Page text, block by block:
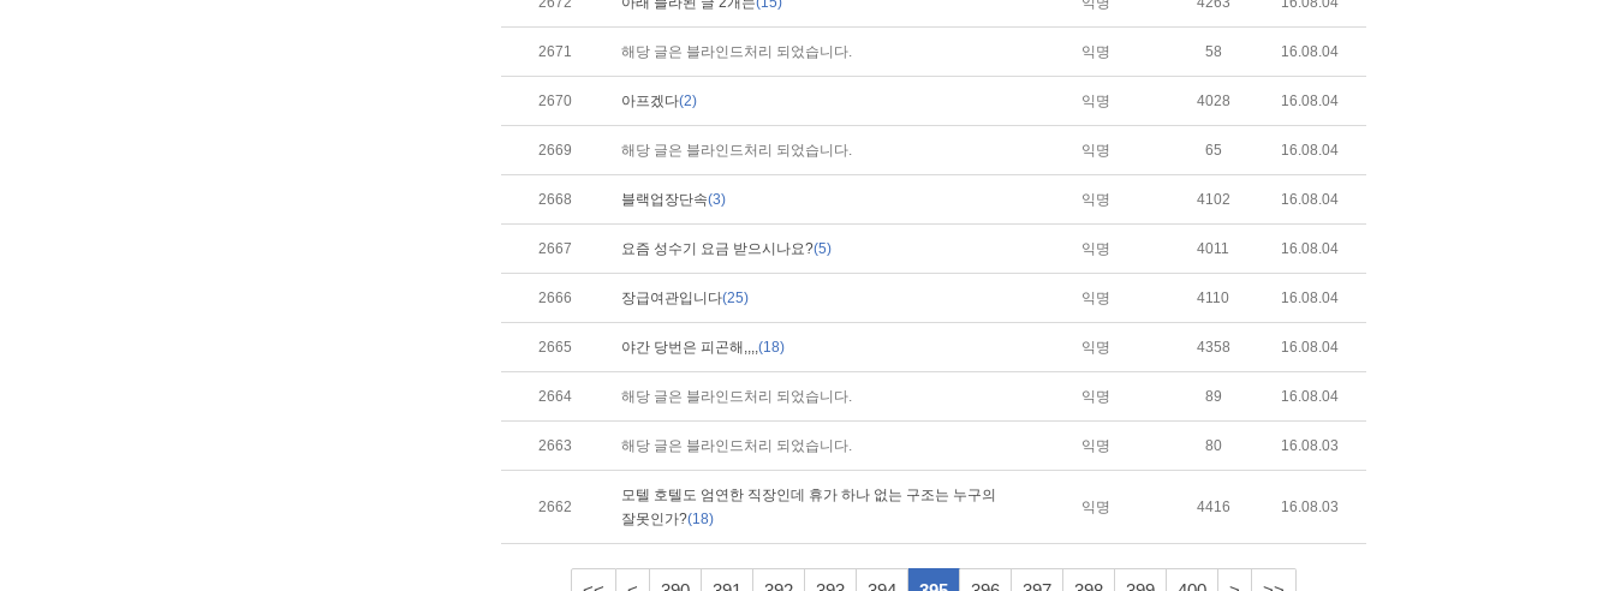
2671 해당 글은 블라인드처리 되었습니다. 익명 58 16.08.04
2670 아프겠다(2) 익명 4028 16.08.04
2669 해당 글은 블라인드처리 되었습니다. 익명 65 16.08.04
2668 블랙업장단속(3) 익명 4102 16.08.04
2667 요즘 성수기 요금 받으시나요?(5) 익명 4011 16.08.04
2666 장급여관입니다(25) 익명 4110 16.08.04
2665 야간 당번은 피곤해,,,,(18) 익명 4358 16.08.04
2664 해당 글은 블라인드처리 되었습니다. 익명 89 16.08.04
2663 해당 글은 블라인드처리 되었습니다. 익명 80 16.08.03
2662
모텔 호텔도 엄연한 직장인데 휴가 하나 없는 구조는 누구의
잘못인가?(18)
익명 4416 16.08.03